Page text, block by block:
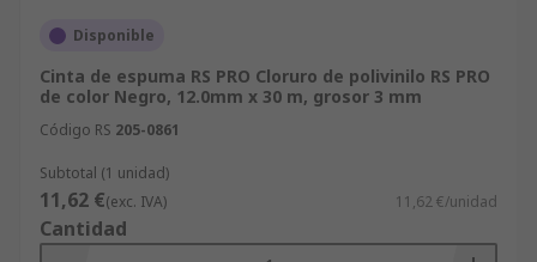
Disponible
Cinta de espuma RS PRO Cloruro de polivinilo RS PRO
de color Negro, 12.0mm x 30 m, grosor 3 mm
Código RS 205-0861
Subtotal (1 unidad)
11,62 €(exc. IVA) 11,62 €/unidad
Cantidad